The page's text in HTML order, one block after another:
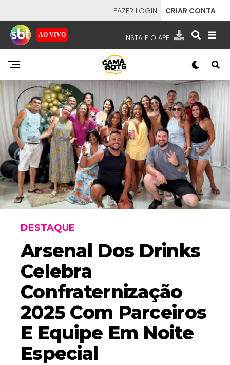
FAZER LOGIN CRIAR CONTA
AO VIVO INSTALE O APP
EMISSORAS
NOSSAS REDES APP TV SBT
SBT - SISTEMA BRASILEIRO DE TELEVISÃO
DESTAQUE
Arsenal Dos Drinks
Celebra
Confraternização
2025 Com Parceiros
E Equipe Em Noite
Especial